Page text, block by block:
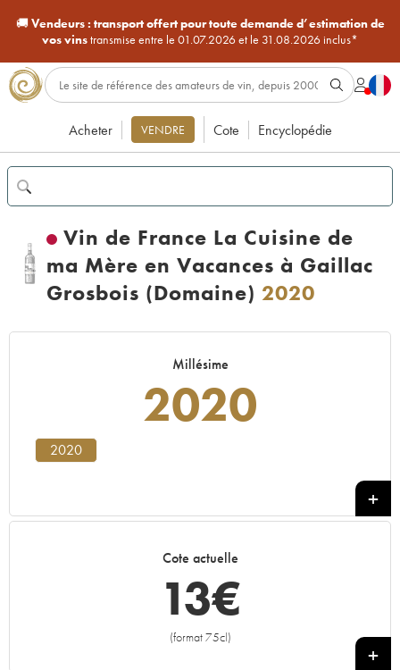
🚚Vendeurs : transport offert pour toute demande d’estimation de
vos vinstransmise entre le 01.07.2026 et le 31.08.2026 inclus*
Acheter VENDRE Cote Encyclopédie
Vin de France La Cuisine de
ma Mère en Vacances à Gaillac
Grosbois (Domaine) 2020
Millésime
2020
2020
Cote actuelle
13€
(format 75cl)
+